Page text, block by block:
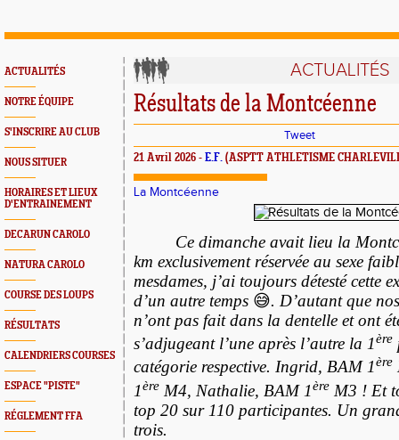
ACTUALITÉS
NOTRE ÉQUIPE
S'INSCRIRE AU CLUB
NOUS SITUER
HORAIRES ET LIEUX
D'ENTRAINEMENT
DECARUN CAROLO
NATURA CAROLO
COURSE DES LOUPS
RÉSULTATS
CALENDRIERS COURSES
ESPACE "PISTE"
RÉGLEMENT FFA
ACTUALITÉS
Résultats de la Montcéenne
Tweet
21 Avril 2026 - E.F. (ASPTT ATHLETISME
La Montcéenne
Ce dimanche avait lieu la
km exclusivement réservée au sexe
mesdames, j’ai toujours détesté cette
d’un autre temps 😅. D’autant que
n’ont pas fait dans la dentelle et ont
s’adjugeant l’une après l’autre la 1ère
catégorie respective. Ingrid, BAM 1ère
1ère M4, Nathalie, BAM 1ère M3 ! Et
top 20 sur 110 participantes. Un
trois.